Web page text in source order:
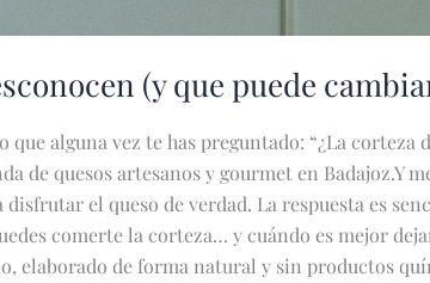
(y que puede
alguna vez te has preguntado: “¿La corteza
de quesos artesanos y gourmet en Badajoz.Y
el queso de verdad. La respuesta es
comerte la corteza… y cuándo es mejor
elaborado de forma natural y sin productos